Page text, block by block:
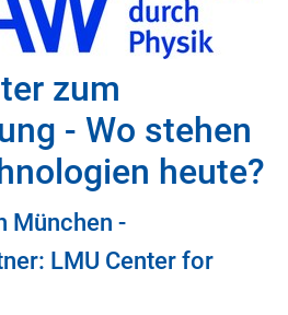
zum
- Wo stehen
heute?
München -
LMU Center for